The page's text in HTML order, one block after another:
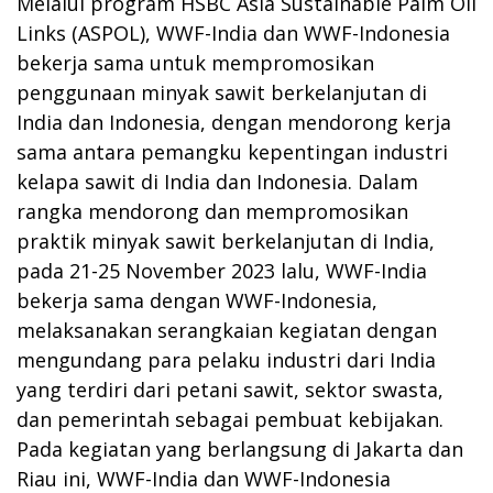
Links (ASPOL), WWF-India dan WWF-Indonesia
bekerja sama untuk mempromosikan
penggunaan minyak sawit berkelanjutan di
India dan Indonesia, dengan mendorong kerja
sama antara pemangku kepentingan industri
kelapa sawit di India dan Indonesia. Dalam
rangka mendorong dan mempromosikan
praktik minyak sawit berkelanjutan di India,
pada 21-25 November 2023 lalu, WWF-India
bekerja sama dengan WWF-Indonesia,
melaksanakan serangkaian kegiatan dengan
mengundang para pelaku industri dari India
yang terdiri dari petani sawit, sektor swasta,
dan pemerintah sebagai pembuat kebijakan.
Pada kegiatan yang berlangsung di Jakarta dan
Riau ini, WWF-India dan WWF-Indonesia